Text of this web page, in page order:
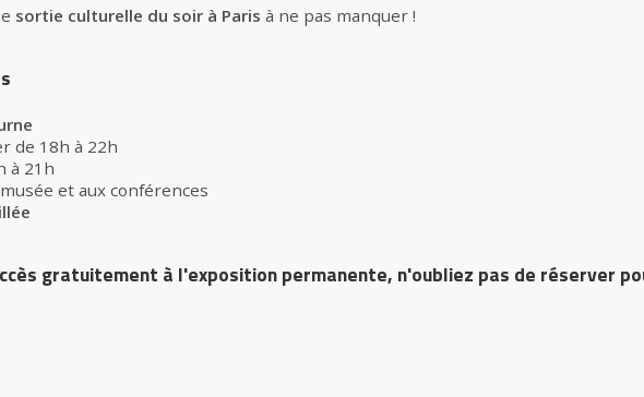
sortie culturelle du soir à Paris à ne pas manquer !
de 18h à 22h
à 21h
et aux conférences
gratuitement à l'exposition permanente, n'oubliez pas de réserver